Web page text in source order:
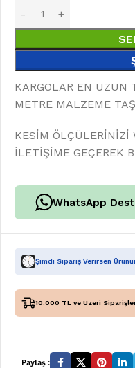
KARGOLAR EN UZUN
METRE MALZEME
KESİM ÖLÇÜLERİNİZİ
İLETİŞİME GEÇEREK
WhatsApp
Şimdi Sipariş Verirsen
10.000 TL ve Üzeri
Paylaş :